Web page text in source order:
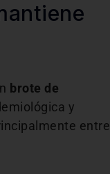
brote de
y
entre